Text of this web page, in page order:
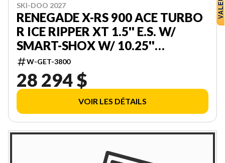
SKI-DOO 2027
RENEGADE X-RS 900 ACE TURBO
R ICE RIPPER XT 1.5'' E.S. W/
SMART-SHOX W/ 10.25''
TOUCHSCREEN 000DAVW00
W-GET-3800
28 294 $
VOIR LES DÉTAILS